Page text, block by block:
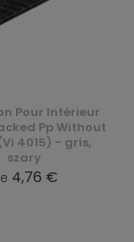
Pour Intérieur
Pp Without
4015) - gris,
szary
4,76 €